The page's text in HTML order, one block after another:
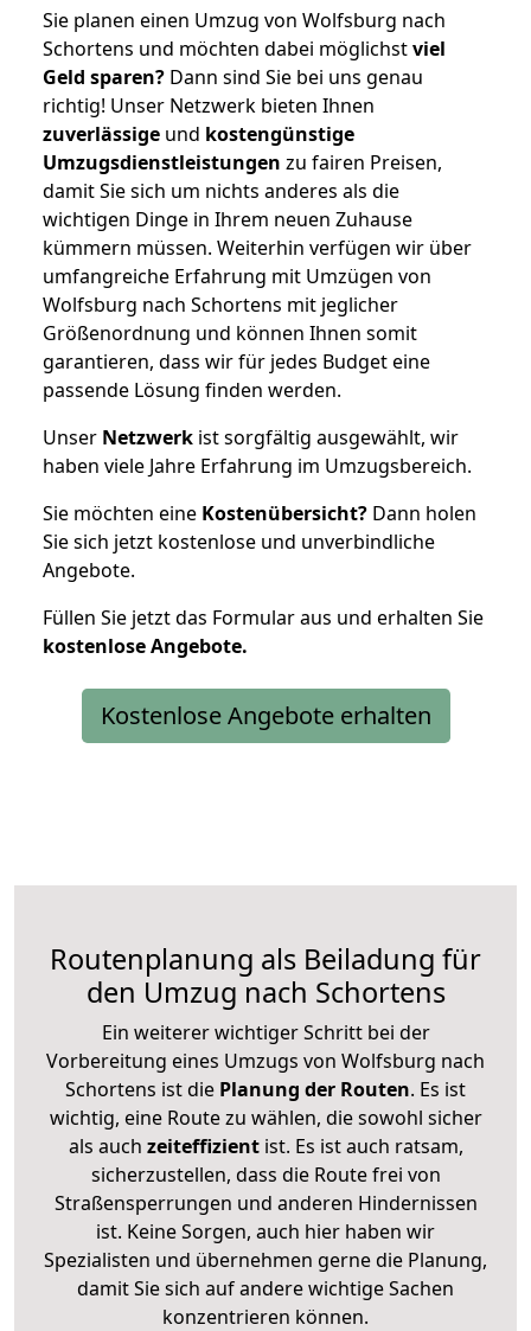
Sie planen einen Umzug von Wolfsburg nach
Schortens und möchten dabei möglichstviel
Geld sparen? Dann sind Sie bei uns genau
richtig! Unser Netzwerk bieten Ihnen
zuverlässige und kostengünstige
Umzugsdienstleistungen zu fairen Preisen,
damit Sie sich um nichts anderes als die
wichtigen Dinge in Ihrem neuen Zuhause
kümmern müssen. Weiterhin verfügen wir über
umfangreiche Erfahrung mit Umzügen von
Wolfsburg nach Schortens mit jeglicher
Größenordnung und können Ihnen somit
garantieren, dass wir für jedes Budget eine
passende Lösung finden werden.
Unser Netzwerk ist sorgfältig ausgewählt, wir
haben viele Jahre Erfahrung im Umzugsbereich.
Sie möchten eine Kostenübersicht? Dann holen
Sie sich jetzt kostenlose und unverbindliche
Angebote.
Füllen Sie jetzt das Formular aus und erhalten Sie
kostenloseAngebote.
Kostenlose Angebote erhalten
Routenplanung als Beiladung für
den Umzug nach Schortens
Ein weiterer wichtiger Schritt bei der
Vorbereitung eines Umzugs von Wolfsburg nach
Schortens ist die Planung der Routen. Es ist
wichtig, eine Route zu wählen, die sowohl sicher
als auch zeiteffizientist. Es ist auch ratsam,
sicherzustellen, dass die Route frei von
Straßensperrungen und anderen Hindernissen
ist. Keine Sorgen, auch hier haben wir
Spezialisten und übernehmen gerne die Planung,
damit Sie sich auf andere wichtige Sachen
konzentrieren können.